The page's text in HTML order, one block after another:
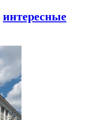
интересные